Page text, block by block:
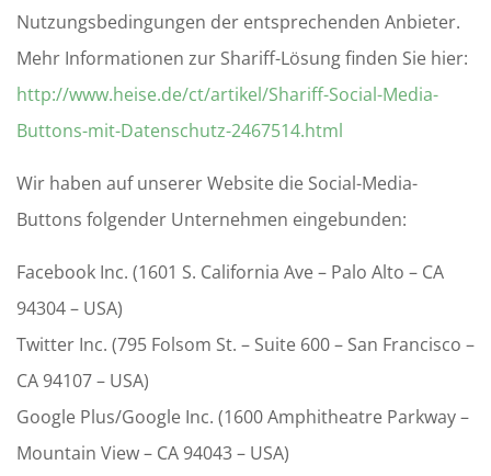
Nutzungsbedingungen der entsprechenden Anbieter.
Mehr Informationen zur Shariff-Lösung finden Sie hier:
http://www.heise.de/ct/artikel/Shariff-Social-Media-
Buttons-mit-Datenschutz-2467514.html
Wir haben auf unserer Website die Social-Media-
Buttons folgender Unternehmen eingebunden:
Facebook Inc. (1601 S. California Ave – Palo Alto – CA
94304 – USA)
Twitter Inc. (795 Folsom St. – Suite 600 – San Francisco –
CA 94107 – USA)
Google Plus/Google Inc. (1600 Amphitheatre Parkway –
Mountain View – CA 94043 – USA)